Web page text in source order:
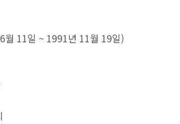
월 11일 ~ 1991년 11월 19일)